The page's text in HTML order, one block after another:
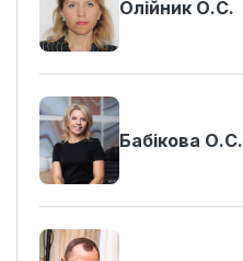
Олійник О.С.
Бабікова О.С.